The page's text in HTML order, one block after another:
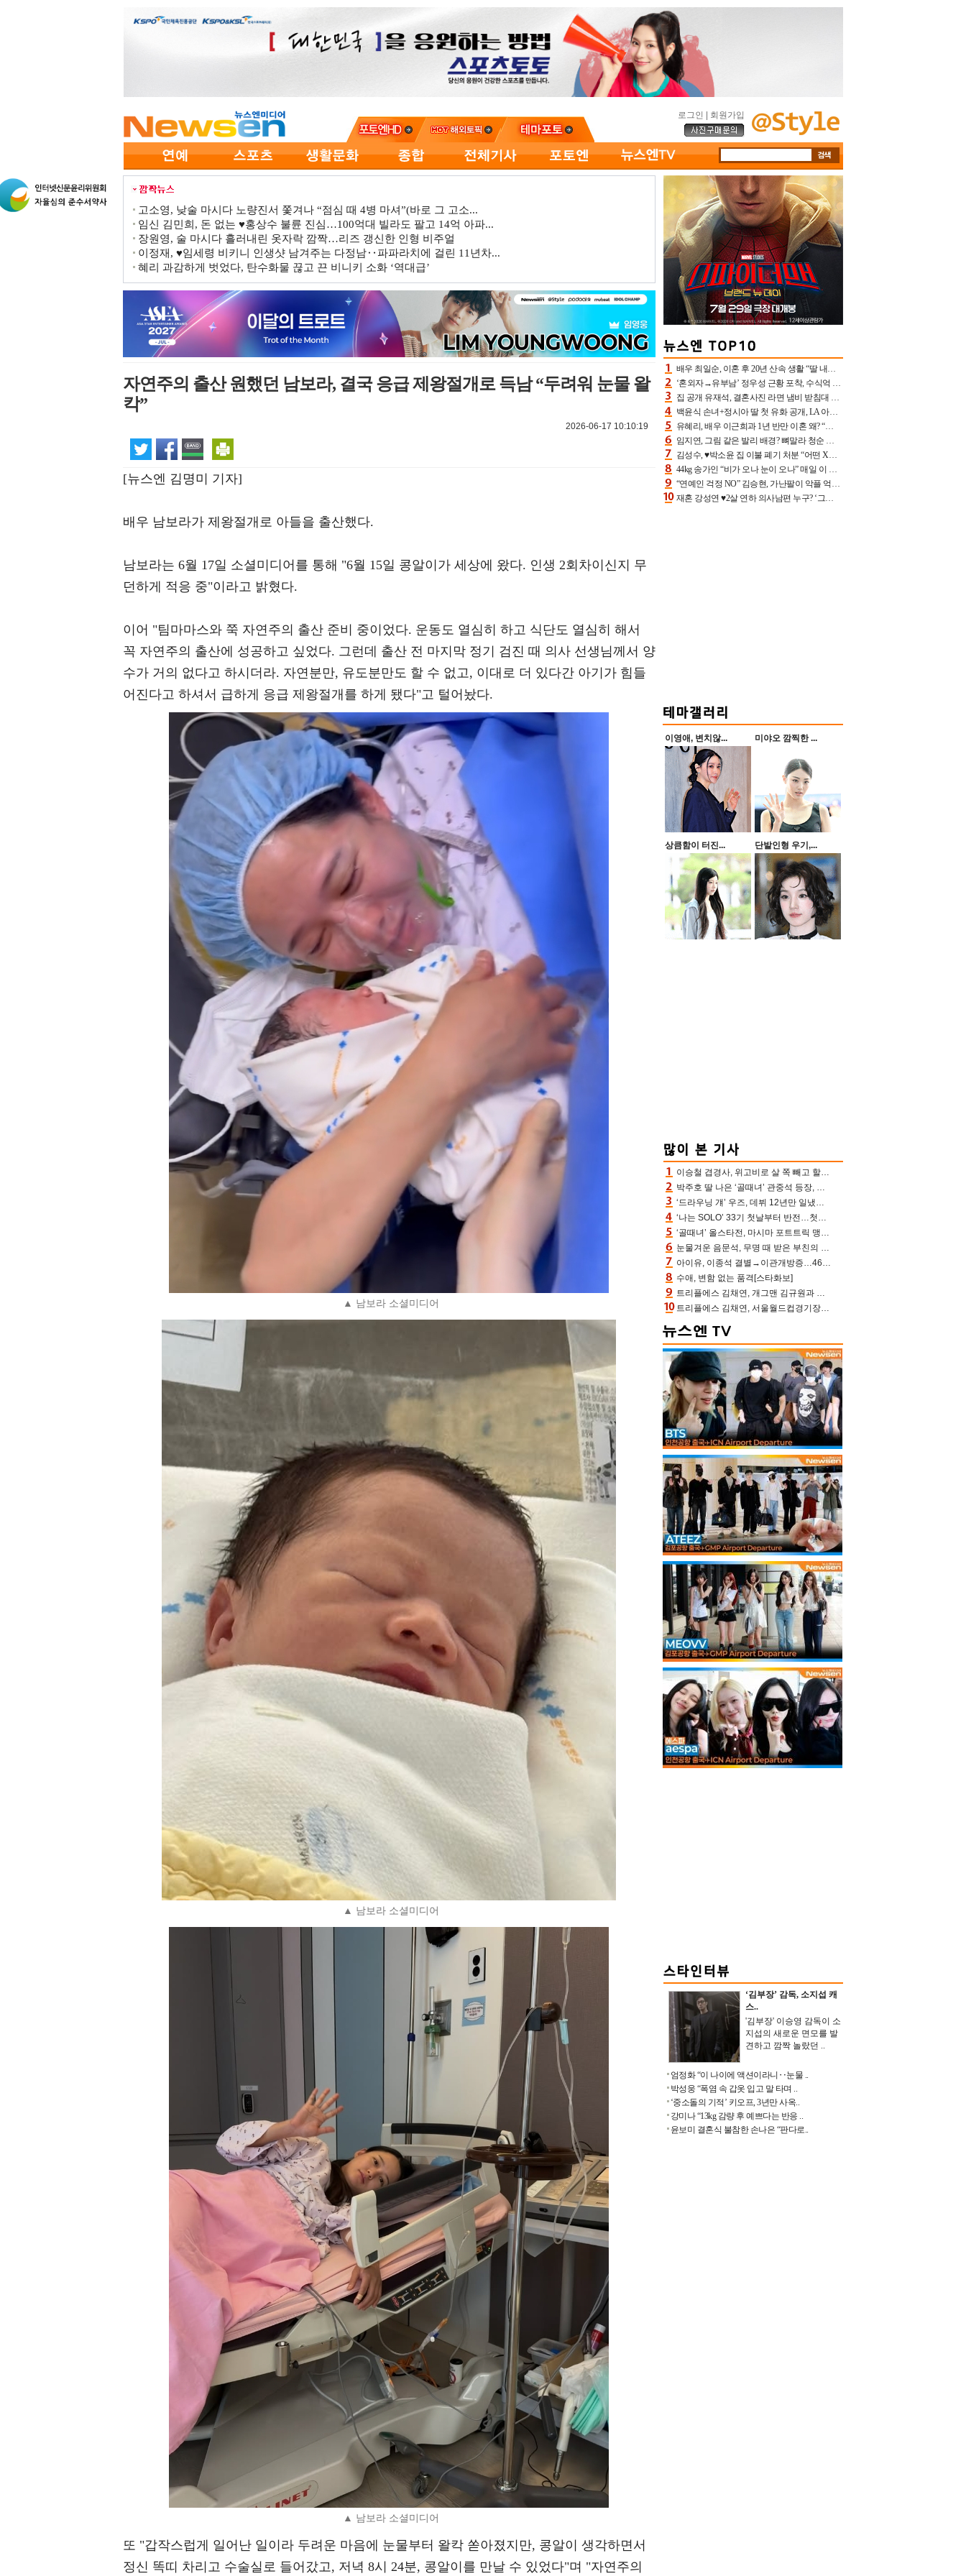
로그인 회원가입
고소영, 낮술 마시다 노량진서 쫓겨나 “점심 때 4병 마셔”(바로 그 고소...
임신 김민희, 돈 없는 ♥홍상수 불륜 진심…100억대 빌라도 팔고 14억 아파...
장원영, 술 마시다 흘러내린 옷자락 깜짝…리즈 갱신한 인형 비주얼
이정재, ♥임세령 비키니 인생샷 남겨주는 다정남‥파파라치에 걸린 11년차...
혜리 과감하게 벗었다, 탄수화물 끊고 끈 비니키 소화 ‘역대급’
자연주의 출산 원했던 남보라, 결국 응급 제왕절개로 득남 “두려워 눈물 왈
칵”
2026-06-17 10:10:19
[뉴스엔 김명미 기자]
배우 남보라가 제왕절개로 아들을 출산했다.
남보라는 6월 17일 소셜미디어를 통해 "6월 15일 콩알이가 세상에 왔다. 인생 2회차이신지 무
던하게 적응 중"이라고 밝혔다.
이어 "팀마마스와 쭉 자연주의 출산 준비 중이었다. 운동도 열심히 하고 식단도 열심히 해서
꼭 자연주의 출산에 성공하고 싶었다. 그런데 출산 전 마지막 정기 검진 때 의사 선생님께서 양
수가 거의 없다고 하시더라. 자연분만, 유도분만도 할 수 없고, 이대로 더 있다간 아기가 힘들
어진다고 하셔서 급하게 응급 제왕절개를 하게 됐다"고 털어놨다.
▲ 남보라 소셜미디어
▲ 남보라 소셜미디어
▲ 남보라 소셜미디어
또 "갑작스럽게 일어난 일이라 두려운 마음에 눈물부터 왈칵 쏟아졌지만, 콩알이 생각하면서
정신 똑띠 차리고 수술실로 들어갔고, 저녁 8시 24분, 콩알이를 만날 수 있었다"며 "자연주의
배우 최일순, 이혼 후 20년 산속 생활 “딸 내가 버렸다고 원망‥맘 아파”(특종)[어제TV]
‘혼외자→유부남’ 정우성 근황 포착, 수식억 해킹 피해 후배 만났다 “존경하는”
집 공개 유재석, 결혼사진 라면 냄비 받침대 되고 분노‥가족사진도 피해(놀뭐)[어제TV]
백윤식 손녀+정시아 딸 첫 유화 공개, LA 아트쇼→서울국제조각페스타 작가다운 수준급 실력
유혜리, 배우 이근희과 1년 반만 이혼 왜? “식칼 꽂고 의자 던져” 충격 폭로(특종)[어제TV]
임지연, 그림 같은 발리 배경? 뼈말라 청순 비키니 핏에 상대 안 되네
김성수, ♥박소윤 집 이불 폐기 처분 “어떤 X이랑 썼을지 몰라” 질투(신랑수업2)[어제TV]
44kg 송가인 “비가 오나 눈이 오나” 매일 이 운동, 허벅지 근육량 상승+체지방 감소
“연예인 걱정 NO” 김승현, 가난팔이 악플 억울할만‥아내+딸과 日 여행
재혼 강성연 ♥2살 연하 의사남편 누구? ‘그알’ 자문의에 훈남 비주얼 초엘리트 스펙 [종합]
이영애, 변치않... 미야오 깜찍한 ...
상큼함이 터진... 단발인형 우기,...
이승철 겹경사, 위고비로 살 쪽 빼고 할아버지 된다‥마음으로 낳은 딸 임신 자랑(유퀴즈)
박주호 딸 나은 ‘골때녀’ 관중석 등장, 김민재 복제인간 보고 혼란 [결정적장면]
‘드라우닝 걔’ 우즈, 데뷔 12년만 일냈다…체조경기장 입성 확정
‘나는 SOLO’ 33기 첫날부터 반전…첫인상 0표 영호, 호감남 급부상
‘골때녀’ 올스타전, 마시마 포트트릭 맹추격전 5:4 골 잔치 ‘짜릿’ [어제TV]
눈물겨운 음문석, 무명 때 받은 부친의 전재산→폐암 父 세상 떠나기 전 여행(유퀴즈)[어제TV]
아이유, 이종석 결별→이관개방증…46장 꽉 채운 유애나 ♥ “열심히 사는 중”
수애, 변함 없는 품격[스타화보]
트리플에스 김채연, 개그맨 김규원과 함께 프리뷰쇼 진행 [포토엔HD]
트리플에스 김채연, 서울월드컵경기장에 뜬 맨시티 여신 [포토엔HD]
‘김부장’ 감독, 소지섭 캐
스..
'김부장' 이승영 감독이 소
지섭의 새로운 면모를 발
견하고 깜짝 놀랐던 ..
엄정화 “이 나이에 액션이라니‥눈물 ..
박성웅 “폭염 속 갑옷 입고 말 타며 ..
‘중소돌의 기적’ 키오프, 3년만 사옥..
강미나 “13kg 감량 후 예쁘다는 반응 ..
윤보미 결혼식 불참한 손나은 “판다로..